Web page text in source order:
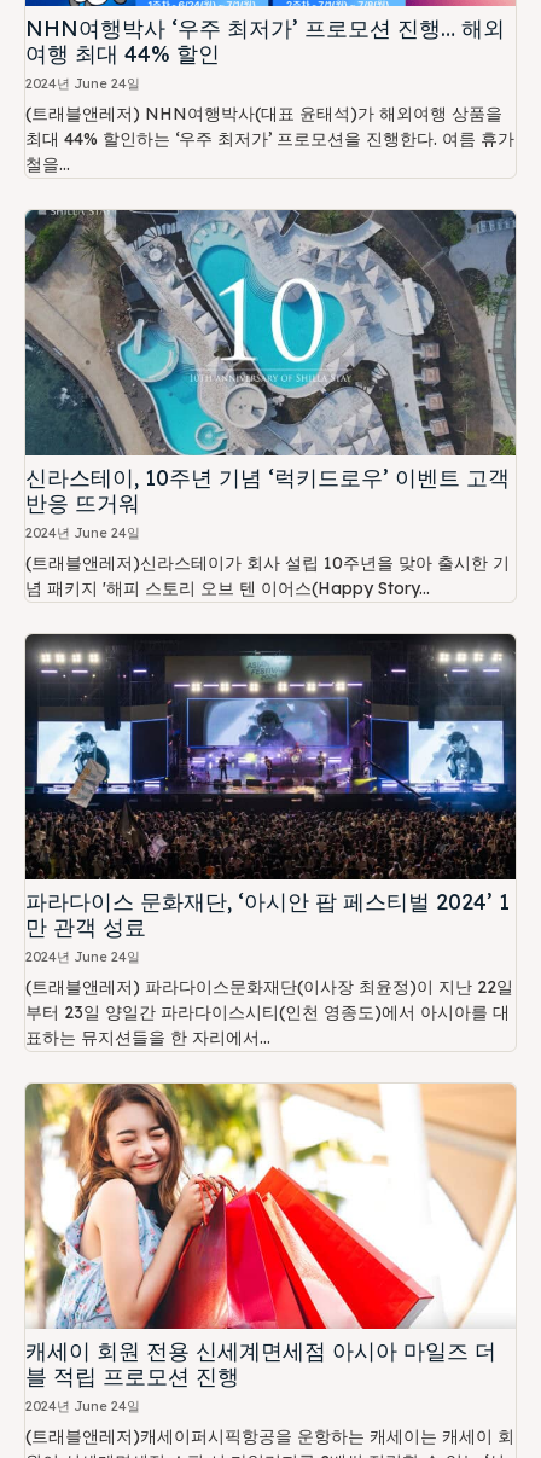
NHN여행박사 ‘우주 최저가’ 프로모션 진행… 해외
여행 최대 44% 할인
2024년 June 24일
(트래블앤레저) NHN여행박사(대표 윤태석)가 해외여행 상품을
최대 44% 할인하는 ‘우주 최저가’ 프로모션을 진행한다. 여름 휴가
철을...
신라스테이, 10주년 기념 ‘럭키드로우’ 이벤트 고객
반응 뜨거워
2024년 June 24일
(트래블앤레저)신라스테이가 회사 설립 10주년을 맞아 출시한 기
념 패키지 '해피 스토리 오브 텐 이어스(Happy Story...
파라다이스 문화재단, ‘아시안 팝 페스티벌 2024’ 1
만 관객 성료
2024년 June 24일
(트래블앤레저) 파라다이스문화재단(이사장 최윤정)이 지난 22일
부터 23일 양일간 파라다이스시티(인천 영종도)에서 아시아를 대
표하는 뮤지션들을 한 자리에서...
캐세이 회원 전용 신세계면세점 아시아 마일즈 더
블 적립 프로모션 진행
2024년 June 24일
(트래블앤레저)캐세이퍼시픽항공을 운항하는 캐세이는 캐세이 회